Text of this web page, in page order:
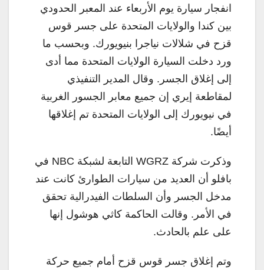
انفجار سيارة يوم الأربعاء عند المعبر الحدودي
بين كندا والولايات المتحدة على جسر قوس
قزح في شلالات نياجرا بنيويورك. وبحسب ما
ورد دخلت السيارة الولايات المتحدة مما أدى
إلى إغلاق الجسر. وقال المدير التنفيذي
لمقاطعة إيري إن جميع معابر الجسور الغربية
في نيويورك إلى الولايات المتحدة تم إغلاقها
أيضًا.
وذكرت شركة WGRZ التابعة لشبكة NBC في
بافلو أن العديد من سيارات الطوارئ كانت عند
مدخل الجسر وأن السلطات الفيدرالية تحقق
في الأمر. وقالت الحاكمة كاثي هوشول إنها
على علم بالحادث.
وتم إغلاق جسر قوس قزح أمام جميع حركة